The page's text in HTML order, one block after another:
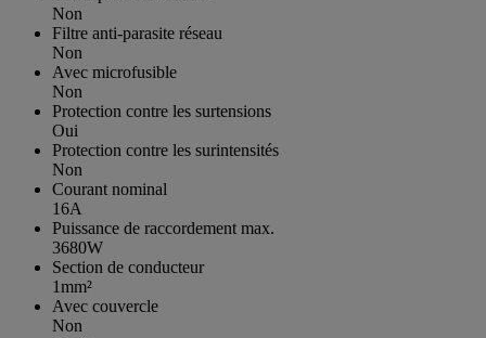
Non
Filtre anti-parasite réseau
Non
Avec microfusible
Non
Protection contre les surtensions
Oui
Protection contre les surintensités
Non
Courant nominal
16A
Puissance de raccordement max.
3680W
Section de conducteur
1mm²
Avec couvercle
Non